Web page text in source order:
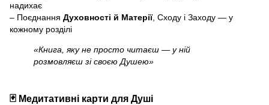
надихає
– Поєднання Духовності й Матерії, Сходу і Заходу — у
кожному розділі
«Книга, яку не просто читаєш — у ній
розмовляєш зі своєю Душею»
🃏 Медитативні карти для Душі